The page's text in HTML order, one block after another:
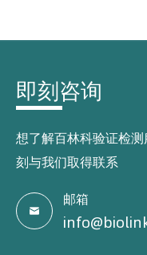
即刻咨询
想了解百林科验证检
刻与我们取得联系

邮箱